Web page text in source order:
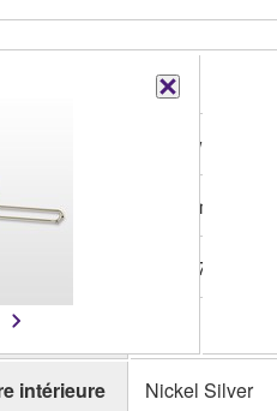
Bb
Yellow brass
204.4mm（8''）
M: 12.7mm (0.5")
glissière
intérieure Nickel Silver